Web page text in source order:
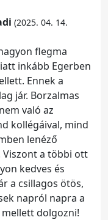
(2025. 04. 14.
flegma
inkább Egerben
Ennek a
jár. Borzalmas
való az
kollégáival, mind
lenéző
a többi ott
kedves és
a csillagos ötös,
napról napra a
dolgozni!